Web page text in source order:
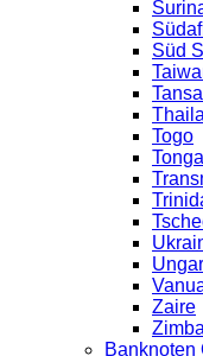
Süd
Togo
Tonga
Zaire
Banknoten